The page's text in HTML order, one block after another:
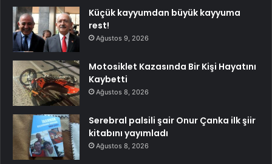
Küçük kayyumdan büyük kayyuma
rest!
Ağustos 9, 2026
Motosiklet Kazasında Bir Kişi Hayatını
Kaybetti
Ağustos 8, 2026
Serebral palsili şair Onur Çanka ilk şiir
kitabını yayımladı
Ağustos 8, 2026